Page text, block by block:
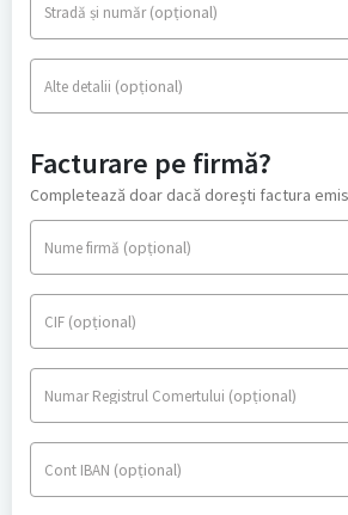
Stradă și număr(opțional)
Alte detalii (opțional)
Facturare pe firmă?
Completează doar dacă dorești factura
Nume firmă (opțional)
CIF (opțional)
Numar Registrul Comertului (opțional)
Cont IBAN (opțional)